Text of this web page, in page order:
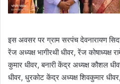
इस अवसर पर ग्राम सरपंच देवनारायण
रेंज अध्यक्ष भागीरथी धीवर, रेंज कोषाध्यक्ष
कुमार धीवर, बनारी केंद्र अध्यक्ष कौशल
धीवर, धुरकोट केंद्र अध्यक्ष शिवकुमार